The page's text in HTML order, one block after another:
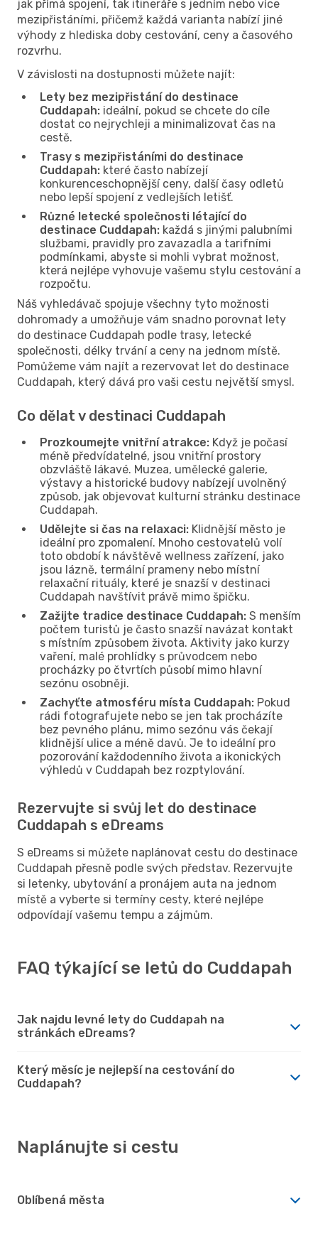
jak přímá spojení, tak itineráře s jedním nebo více
mezipřistáními, přičemž každá varianta nabízí jiné
výhody z hlediska doby cestování, ceny a časového
rozvrhu.
V závislosti na dostupnosti můžete najít:
Lety bez mezipřistání do destinace
Cuddapah: ideální, pokud se chcete do cíle
dostat co nejrychleji a minimalizovat čas na
cestě.
Trasy s mezipřistáními do destinace
Cuddapah: které často nabízejí
konkurenceschopnější ceny, další časy odletů
nebo lepší spojení z vedlejších letišť.
Různé letecké společnosti létající do
destinace Cuddapah: každá s jinými palubními
službami, pravidly pro zavazadla a tarifními
podmínkami, abyste si mohli vybrat možnost,
která nejlépe vyhovuje vašemu stylu cestování a
rozpočtu.
Náš vyhledávač spojuje všechny tyto možnosti
dohromady a umožňuje vám snadno porovnat lety
do destinace Cuddapah podle trasy, letecké
společnosti, délky trvání a ceny na jednom místě.
Pomůžeme vám najít a rezervovat let do destinace
Cuddapah, který dává pro vaši cestu největší smysl.
Co dělat v destinaci Cuddapah
Prozkoumejte vnitřní atrakce: Když je počasí
méně předvídatelné, jsou vnitřní prostory
obzvláště lákavé. Muzea, umělecké galerie,
výstavy a historické budovy nabízejí uvolněný
způsob, jak objevovat kulturní stránku destinace
Cuddapah.
Udělejte si čas na relaxaci: Klidnější město je
ideální pro zpomalení. Mnoho cestovatelů volí
toto období k návštěvě wellness zařízení, jako
jsou lázně, termální prameny nebo místní
relaxační rituály, které je snazší v destinaci
Cuddapah navštívit právě mimo špičku.
Zažijte tradice destinace Cuddapah: S menším
počtem turistů je často snazší navázat kontakt
s místním způsobem života. Aktivity jako kurzy
vaření, malé prohlídky s průvodcem nebo
procházky po čtvrtích působí mimo hlavní
sezónu osobněji.
Zachyťte atmosféru místa Cuddapah: Pokud
rádi fotografujete nebo se jen tak procházíte
bez pevného plánu, mimo sezónu vás čekají
klidnější ulice a méně davů. Je to ideální pro
pozorování každodenního života a ikonických
výhledů v Cuddapah bez rozptylování.
Rezervujte si svůj let do destinace
Cuddapah s eDreams
S eDreams si můžete naplánovat cestu do destinace
Cuddapah přesně podle svých představ. Rezervujte
si letenky, ubytování a pronájem auta na jednom
místě a vyberte si termíny cesty, které nejlépe
odpovídají vašemu tempu a zájmům.
FAQ týkající se letů do Cuddapah
Jak najdu levné lety do Cuddapah na
stránkách eDreams?
Který měsíc je nejlepší na cestování do
Cuddapah?
Naplánujte si cestu
Oblíbená města